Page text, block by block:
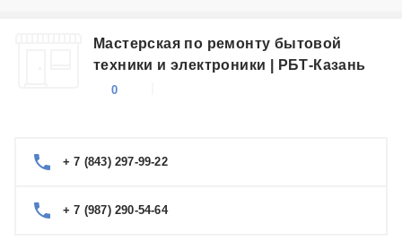
Мастерская по ремонту бытовой
техники и электроники | РБТ-Казань
0
+ 7 (843) 297-99-22
+ 7 (987) 290-54-64